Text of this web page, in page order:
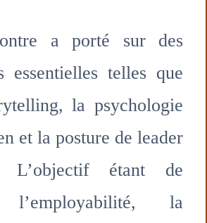
a porté sur des
essentielles telles que
la psychologie
et la posture de leader
L’objectif étant de
l’employabilité, la